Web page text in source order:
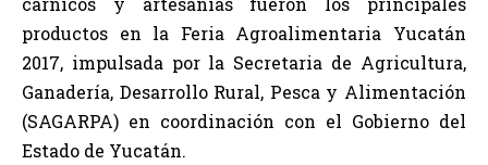
productos en la Feria Agroalimentaria Yucatán
2017, impulsada por la Secretaria de Agricultura,
Ganadería, Desarrollo Rural, Pesca y Alimentación
(SAGARPA) en coordinación con el Gobierno del
Estado de Yucatán.